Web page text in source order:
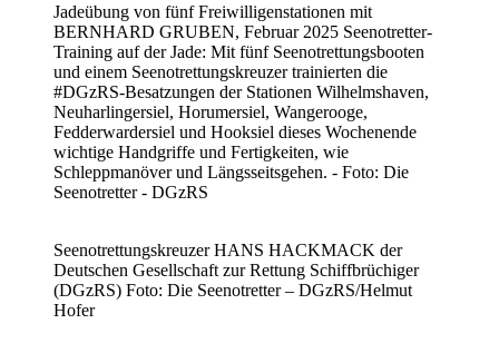
Jadeübung von fünf Freiwilligenstationen mit
BERNHARD GRUBEN, Februar 2025 Seenotretter-
Training auf der Jade: Mit fünf Seenotrettungsbooten
und einem Seenotrettungskreuzer trainierten die
#DGzRS-Besatzungen der Stationen Wilhelmshaven,
Neuharlingersiel, Horumersiel, Wangerooge,
Fedderwardersiel und Hooksiel dieses Wochenende
wichtige Handgriffe und Fertigkeiten, wie
Schleppmanöver und Längsseitsgehen. - Foto: Die
Seenotretter - DGzRS
Seenotrettungskreuzer HANS HACKMACK der
Deutschen Gesellschaft zur Rettung Schiffbrüchiger
(DGzRS) Foto: Die Seenotretter – DGzRS/Helmut
Hofer